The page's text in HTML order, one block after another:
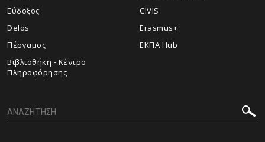
Εύδοξος
Delos
Πέργαμος
Βιβλιοθήκη - Κέντρο
Πληροφόρησης
CIVIS
Erasmus+
ΕΚΠΑ Hub